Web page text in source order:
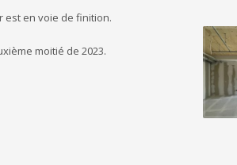
est en voie de finition.
moitié de 2023.